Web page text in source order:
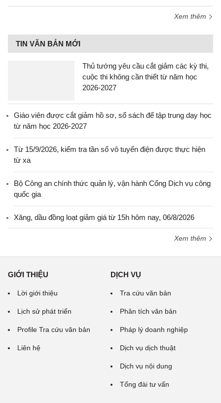
Xem thêm
TIN VĂN BẢN MỚI
Thủ tướng yêu cầu cắt giảm các kỳ thi,
cuộc thi không cần thiết từ năm học
2026-2027
Giáo viên được cắt giảm hồ sơ, sổ sách để tập trung dạy học
từ năm học 2026-2027
Từ 15/9/2026, kiểm tra tần số vô tuyến điện được thực hiện
từ xa
Bộ Công an chính thức quản lý, vận hành Cổng Dịch vụ công
quốc gia
Xăng, dầu đồng loạt giảm giá từ 15h hôm nay, 06/8/2026
Xem thêm
GIỚI THIỆU
Lời giới thiệu
Lịch sử phát triển
Profile Tra cứu văn bản
Liên hệ
DỊCH VỤ
Tra cứu văn bản
Phân tích văn bản
Pháp lý doanh nghiệp
Dịch vụ dịch thuật
Dịch vụ nội dung
Tổng đài tư vấn